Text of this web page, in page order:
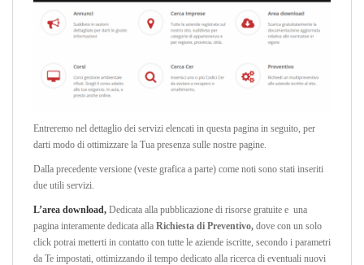
Entreremo nel dettaglio dei servizi elencati in questa pagina in seguito, per
darti modo di ottimizzare la Tua presenza sulle nostre pagine.
Dalla precedente versione (veste grafica a parte) come noti sono stati inseriti
due utili servizi.
L’area download, Dedicata alla pubblicazione di risorse gratuite e una
pagina interamente dedicata alla Richiesta di Preventivo, dove con un solo
click potrai metterti in contatto con tutte le aziende iscritte, secondo i parametri
da Te impostati, ottimizzando il tempo dedicato alla ricerca di eventuali nuovi